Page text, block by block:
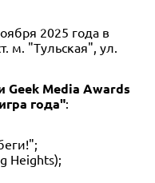
2025 года в
м. "Тульская", ул.
Media Awards
года":
Heights);